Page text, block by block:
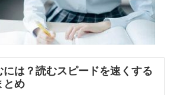
は？読むスピードを速くする
とめ